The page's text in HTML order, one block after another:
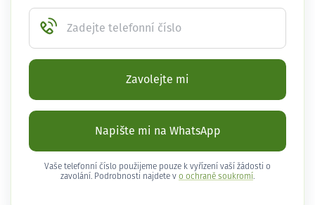
Zadejte telefonní číslo
Zavolejte mi
Napište mi na WhatsApp
Vaše telefonní číslo použijeme pouze k vyřízení vaší žádosti o
zavolání. Podrobnosti najdete v o ochraně soukromí .